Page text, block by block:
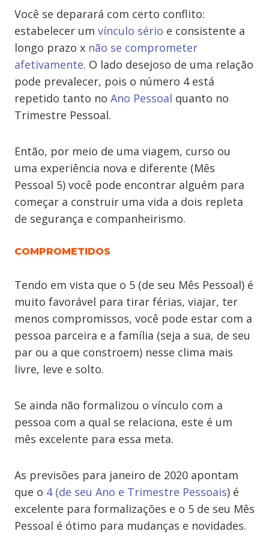
Você se deparará com certo conflito:
estabelecer um vínculo sério e consistente a
longo prazo x não se comprometer
afetivamente. O lado desejoso de uma relação
pode prevalecer, pois o número 4 está
repetido tanto no Ano Pessoal quanto no
Trimestre Pessoal.
Então, por meio de uma viagem, curso ou
uma experiência nova e diferente (Mês
Pessoal 5) você pode encontrar alguém para
começar a construir uma vida a dois repleta
de segurança e companheirismo.
COMPROMETIDOS
Tendo em vista que o 5 (de seu Mês Pessoal) é
muito favorável para tirar férias, viajar, ter
menos compromissos, você pode estar com a
pessoa parceira e a família (seja a sua, de seu
par ou a que constroem) nesse clima mais
livre, leve e solto.
Se ainda não formalizou o vínculo com a
pessoa com a qual se relaciona, este é um
mês excelente para essa meta.
As previsões para janeiro de 2020 apontam
que o 4 (de seu Ano e Trimestre Pessoais) é
excelente para formalizações e o 5 de seu Mês
Pessoal é ótimo para mudanças e novidades.